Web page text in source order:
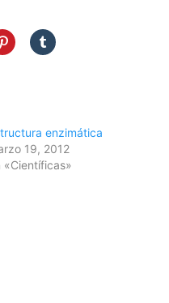
enzimática
19, 2012
«Científicas»